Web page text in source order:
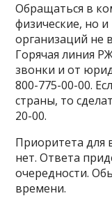
Обращаться в
физические, но
организаций не
Горячая линия
звонки и от
800-775-00-00.
страны, то
20-00.
Приоритета для
нет. Ответа
очередности.
времени.